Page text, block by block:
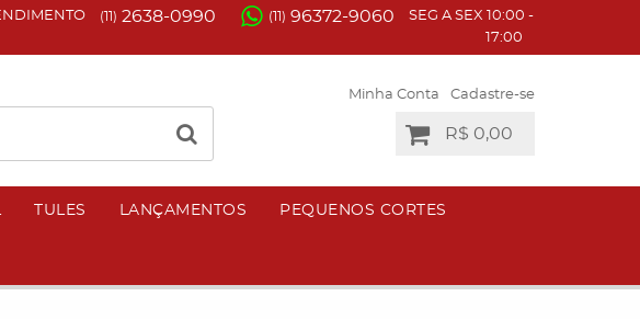
(11) 2638-0990 (11) 96372-9060
SEG A SEX 10:00 -
17:00
Minha Conta Cadastre-se
R$ 0,00
TULES LANÇAMENTOS PEQUENOS CORTES